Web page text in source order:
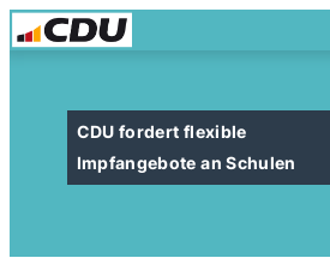
CDU fordert flexible
Impfangebote an Schulen